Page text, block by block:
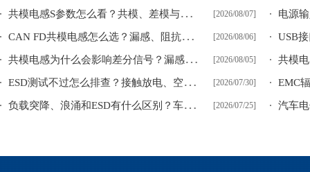
[2026/08/07]
共
模电感S参数怎么看？共模、差模与模式转换参数区别
[2026/08/06]
C
AN FD共模电感怎么选？漏感、阻抗平衡与通信余量
[2026/08/05]
共
模电感为什么会影响差分信号？漏感、插损与阻抗不平衡
[2026/07/30]
E
SD测试不过怎么排查？接触放电、空气放电和间接放电整改思路
[2026/07/25]
负
载突降、浪涌和ESD有什么区别？车载电源瞬态防护思路